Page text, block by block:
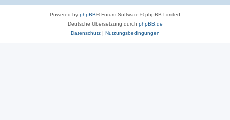
Powered by phpBB® Forum Software © phpBB Limited
Deutsche Übersetzung durch phpBB.de
Datenschutz| Nutzungsbedingungen